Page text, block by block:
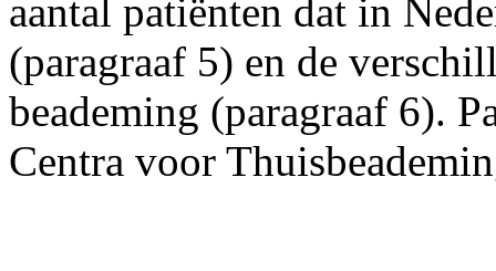
aantal patiënten dat in
(paragraaf 5) en de
beademing (paragraaf 6).
Centra voor